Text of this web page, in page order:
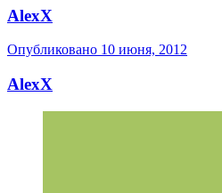
AlexX
Опубликовано 10 июня, 2012
AlexX